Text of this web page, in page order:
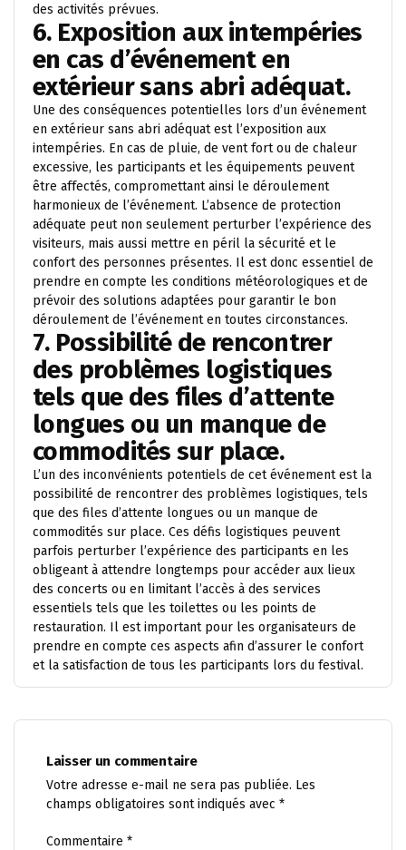
des activités prévues.
6. Exposition aux intempéries
en cas d’événement en
extérieur sans abri adéquat.
Une des conséquences potentielles lors d’un événement
en extérieur sans abri adéquat est l’exposition aux
intempéries. En cas de pluie, de vent fort ou de chaleur
excessive, les participants et les équipements peuvent
être affectés, compromettant ainsi le déroulement
harmonieux de l’événement. L’absence de protection
adéquate peut non seulement perturber l’expérience des
visiteurs, mais aussi mettre en péril la sécurité et le
confort des personnes présentes. Il est donc essentiel de
prendre en compte les conditions météorologiques et de
prévoir des solutions adaptées pour garantir le bon
déroulement de l’événement en toutes circonstances.
7. Possibilité de rencontrer
des problèmes logistiques
tels que des files d’attente
longues ou un manque de
commodités sur place.
L’un des inconvénients potentiels de cet événement est la
possibilité de rencontrer des problèmes logistiques, tels
que des files d’attente longues ou un manque de
commodités sur place. Ces défis logistiques peuvent
parfois perturber l’expérience des participants en les
obligeant à attendre longtemps pour accéder aux lieux
des concerts ou en limitant l’accès à des services
essentiels tels que les toilettes ou les points de
restauration. Il est important pour les organisateurs de
prendre en compte ces aspects afin d’assurer le confort
et la satisfaction de tous les participants lors du festival.
Laisser un commentaire
Votre adresse e-mail ne sera pas publiée. Les
champs obligatoires sont indiqués avec *
Commentaire *